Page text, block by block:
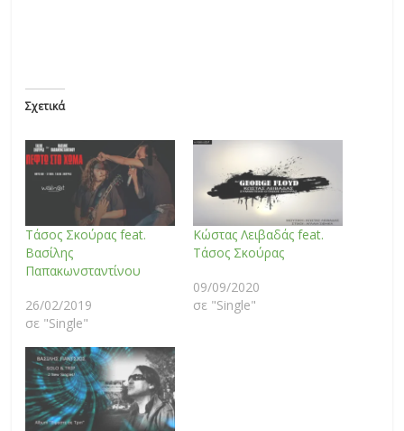
Σχετικά
Τάσος Σκούρας feat.
Βασίλης
Παπακωνσταντίνου
26/02/2019
σε "Single"
Κώστας Λειβαδάς feat.
Τάσος Σκούρας
09/09/2020
σε "Single"